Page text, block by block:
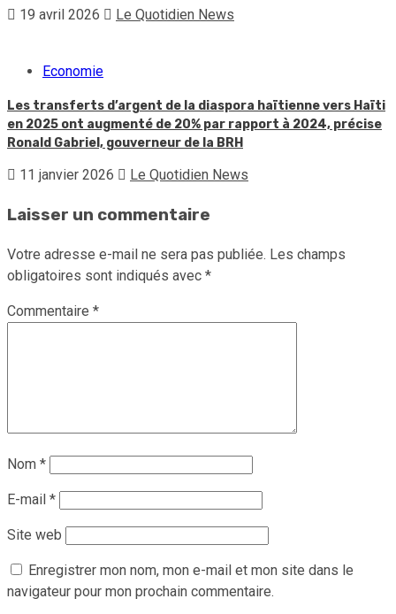
19 avril 2026 Le Quotidien News
Economie
Les transferts d’argent de la diaspora haïtienne vers Haïti
en 2025 ont augmenté de 20% par rapport à 2024, précise
Ronald Gabriel, gouverneur de la BRH
11 janvier 2026 Le Quotidien News
Laisser un commentaire
Votre adresse e-mail ne sera pas publiée. Les champs
obligatoires sont indiqués avec *
Commentaire *
Nom *
E-mail *
Site web
Enregistrer mon nom, mon e-mail et mon site dans le
navigateur pour mon prochain commentaire.